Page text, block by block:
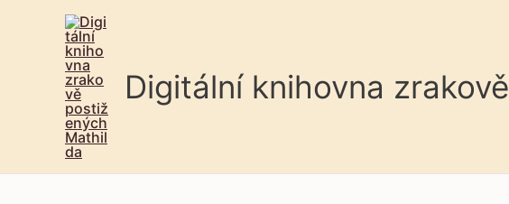
Digitální knihovna